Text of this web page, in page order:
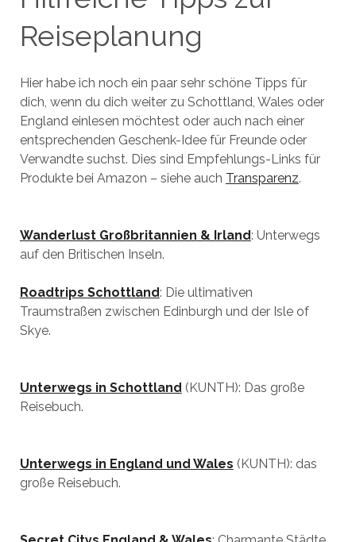
Reiseplanung
Hier habe ich noch ein paar sehr schöne Tipps für
dich, wenn du dich weiter zu Schottland, Wales oder
England einlesen möchtest oder auch nach einer
entsprechenden Geschenk-Idee für Freunde oder
Verwandte suchst. Dies sind Empfehlungs-Links für
Produkte bei Amazon – siehe auch Transparenz.
Wanderlust Großbritannien & Irland: Unterwegs
auf den Britischen Inseln.
Roadtrips Schottland: Die ultimativen
Traumstraßen zwischen Edinburgh und der Isle of
Skye.
Unterwegs in Schottland (KUNTH): Das große
Reisebuch.
Unterwegs in England und Wales (KUNTH): das
große Reisebuch.